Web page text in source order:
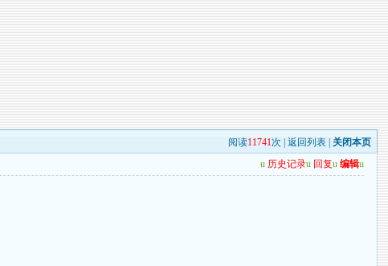
阅读11741次 |返回列表 关闭本页
u 历史记录u 回复u 编辑u